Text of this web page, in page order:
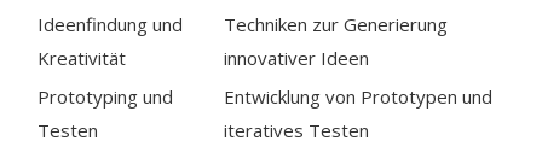
Ideenfindung und
Kreativität
Techniken zur Generierung
innovativer Ideen
Prototyping und
Testen
Entwicklung von Prototypen und
iteratives Testen